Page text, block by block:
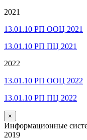
2021
13.01.10 РП ООЦ 2021
13.01.10 РП ПЦ 2021
2022
13.01.10 РП ООЦ 2022
13.01.10 РП ПЦ 2022
×
Информационные
2019